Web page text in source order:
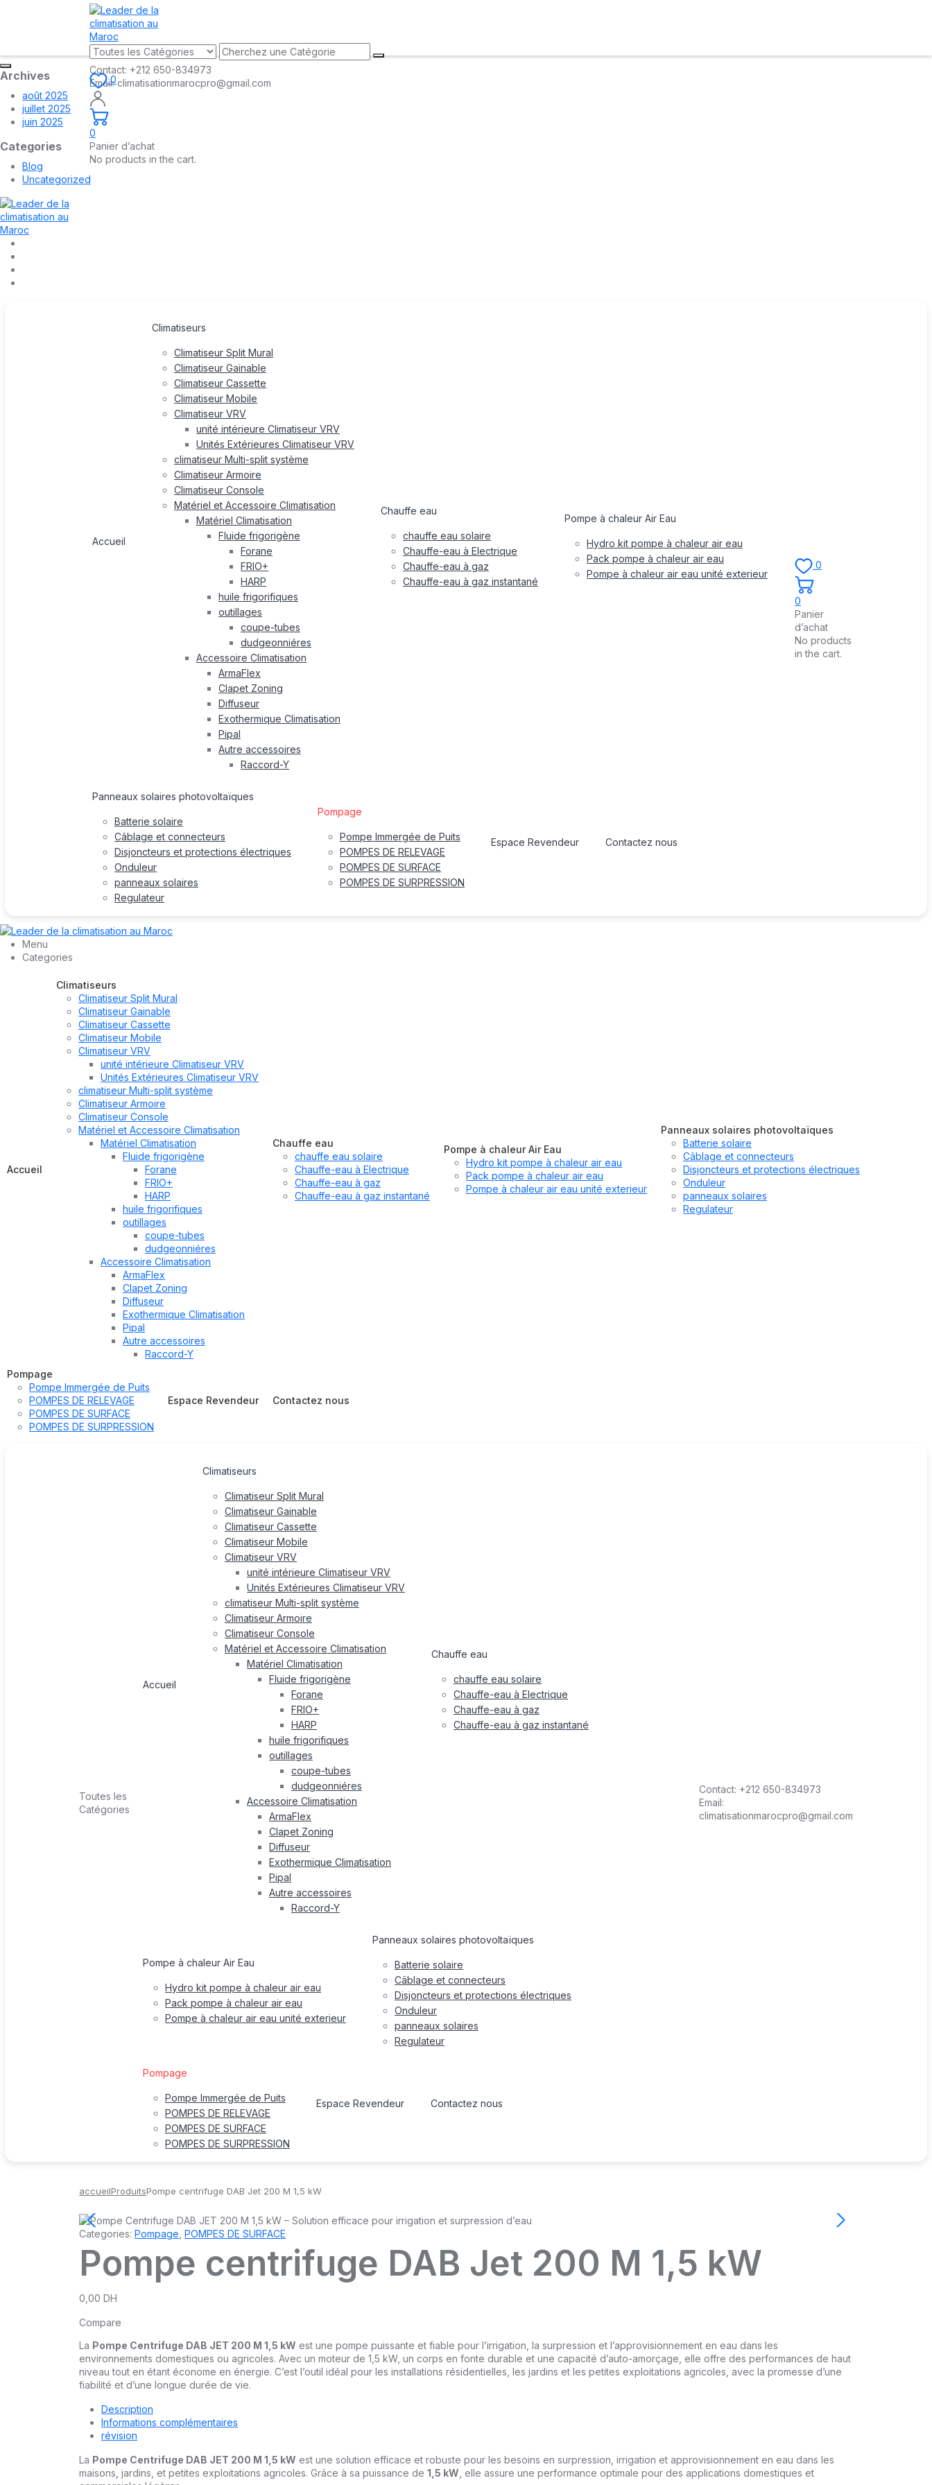
Archives
août 2025
juillet 2025
juin 2025
Categories
Blog
Uncategorized
Contact: +212 650-834973
Email:climatisationmarocpro@gmail.com
Accueil
Climatiseurs
Climatiseur Split Mural
Climatiseur Gainable
Climatiseur Cassette
Climatiseur Mobile
Climatiseur VRV
unité intérieure Climatiseur VRV
Unités Extérieures Climatiseur VRV
climatiseur Multi-split système
Climatiseur Armoire
Climatiseur Console
Matériel et Accessoire Climatisation
Matériel Climatisation
Fluide frigorigène
Forane
FRIO+
HARP
huile frigorifiques
outillages
coupe-tubes
dudgeonniéres
Accessoire Climatisation
ArmaFlex
Clapet Zoning
Diffuseur
Exothermique Climatisation
Pipal
Autre accessoires
Raccord-Y
Chauffe eau
chauffe eau solaire
Chauffe-eau à Electrique
Chauffe-eau à gaz
Chauffe-eau à gaz instantané
Pompe à chaleur Air Eau
Hydro kit pompe à chaleur air eau
Pack pompe à chaleur air eau
Pompe à chaleur air eau unité exterieur
Panneaux solaires photovoltaïques
Batterie solaire
Câblage et connecteurs
Disjoncteurs et protections électriques
Onduleur
panneaux solaires
Regulateur
Pompage
Pompe Immergée de Puits
POMPES DE RELEVAGE
POMPES DE SURFACE
POMPES DE SURPRESSION
Espace Revendeur Contactez nous
0
0
Panier
d’achat
No products
in the cart.
Menu
Categories
Accueil
Climatiseurs
Climatiseur Split Mural
Climatiseur Gainable
Climatiseur Cassette
Climatiseur Mobile
Climatiseur VRV
unité intérieure Climatiseur VRV
Unités Extérieures Climatiseur VRV
climatiseur Multi-split système
Climatiseur Armoire
Climatiseur Console
Matériel et Accessoire Climatisation
Matériel Climatisation
Fluide frigorigène
Forane
FRIO+
HARP
huile frigorifiques
outillages
coupe-tubes
dudgeonniéres
Accessoire Climatisation
ArmaFlex
Clapet Zoning
Diffuseur
Exothermique Climatisation
Pipal
Autre accessoires
Raccord-Y
Chauffe eau
chauffe eau solaire
Chauffe-eau à Electrique
Chauffe-eau à gaz
Chauffe-eau à gaz instantané
Pompe à chaleur Air Eau
Hydro kit pompe à chaleur air eau
Pack pompe à chaleur air eau
Pompe à chaleur air eau unité exterieur
Panneaux solaires photovoltaïques
Batterie solaire
Câblage et connecteurs
Disjoncteurs et protections électriques
Onduleur
panneaux solaires
Regulateur
Pompage
Pompe Immergée de Puits
POMPES DE RELEVAGE
POMPES DE SURFACE
POMPES DE SURPRESSION
Espace Revendeur Contactez nous
0
0
Panier d’achat
No products in the cart.
Toutes les
Catégories
Accueil
Climatiseurs
Climatiseur Split Mural
Climatiseur Gainable
Climatiseur Cassette
Climatiseur Mobile
Climatiseur VRV
unité intérieure Climatiseur VRV
Unités Extérieures Climatiseur VRV
climatiseur Multi-split système
Climatiseur Armoire
Climatiseur Console
Matériel et Accessoire Climatisation
Matériel Climatisation
Fluide frigorigène
Forane
FRIO+
HARP
huile frigorifiques
outillages
coupe-tubes
dudgeonniéres
Accessoire Climatisation
ArmaFlex
Clapet Zoning
Diffuseur
Exothermique Climatisation
Pipal
Autre accessoires
Raccord-Y
Chauffe eau
chauffe eau solaire
Chauffe-eau à Electrique
Chauffe-eau à gaz
Chauffe-eau à gaz instantané
Pompe à chaleur Air Eau
Hydro kit pompe à chaleur air eau
Pack pompe à chaleur air eau
Pompe à chaleur air eau unité exterieur
Panneaux solaires photovoltaïques
Batterie solaire
Câblage et connecteurs
Disjoncteurs et protections électriques
Onduleur
panneaux solaires
Regulateur
Pompage
Pompe Immergée de Puits
POMPES DE RELEVAGE
POMPES DE SURFACE
POMPES DE SURPRESSION
Espace Revendeur Contactez nous
Contact: +212 650-834973
Email:
climatisationmarocpro@gmail.com
accueilProduitsPompe centrifuge DAB Jet 200 M 1,5 kW
Categories: Pompage POMPES DE SURFACE
Pompe centrifuge DAB Jet 200 M 1,5 kW
0,00 DH
Compare
La Pompe Centrifuge DAB JET 200 M 1,5 kW est une pompe puissante et fiable pour l’irrigation, la surpression et l’approvisionnement en eau dans les
environnements domestiques ou agricoles. Avec un moteur de 1,5 kW, un corps en fonte durable et une capacité d’auto-amorçage, elle offre des performances de haut
niveau tout en étant économe en énergie. C’est l’outil idéal pour les installations résidentielles, les jardins et les petites exploitations agricoles, avec la promesse d’une
fiabilité et d’une longue durée de vie.
Description
Informations complémentaires
révision
La Pompe Centrifuge DAB JET 200 M 1,5 kW est une solution efficace et robuste pour les besoins en surpression, irrigation et approvisionnement en eau dans les
maisons jardins, et petites exploitations agricoles. Grâce à sa puissance de 1,5 kW , elle assure une performance optimale pour des applications domestiques et